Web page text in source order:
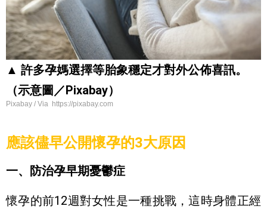
▲ 許多孕媽選擇等胎象穩定才對外公佈喜訊。
（示意圖／Pixabay）
Pixabay / Via https://pixabay.com
應該儘早公開懷孕的3大原因
一、防治孕早期憂鬱症
懷孕的前12週對女性是一種挑戰，這時身體正經